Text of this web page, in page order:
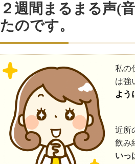
２週間まるまる声(
たのです。
私の
は強
よう
近所
飲み
いっ